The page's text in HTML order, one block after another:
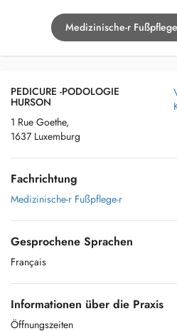
Medizinische-r
PEDICURE -PODOLOGIE
HURSON
1 Rue Goethe,
1637 Luxemburg
Fachrichtung
Medizinische-r Fußpflege-r
Gesprochene Sprachen
Français
Informationen über die Praxis
Öffnungszeiten